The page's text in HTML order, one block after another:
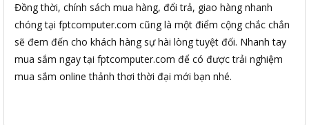
Đồng thời, chính sách mua hàng, đổi trả, giao hàng nhanh
chóng tại fptcomputer.com cũng là một điểm cộng chắc chắn
sẽ đem đến cho khách hàng sự hài lòng tuyệt đối. Nhanh tay
mua sắm ngay tại fptcomputer.com để có được trải nghiệm
mua sắm online thảnh thơi thời đại mới bạn nhé.